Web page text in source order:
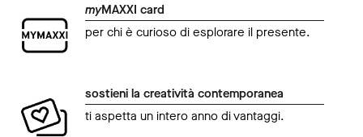
myMAXXI card
per chi è curioso di esplorare il presente.
sostieni la creatività contemporanea
ti aspetta un intero anno di vantaggi.